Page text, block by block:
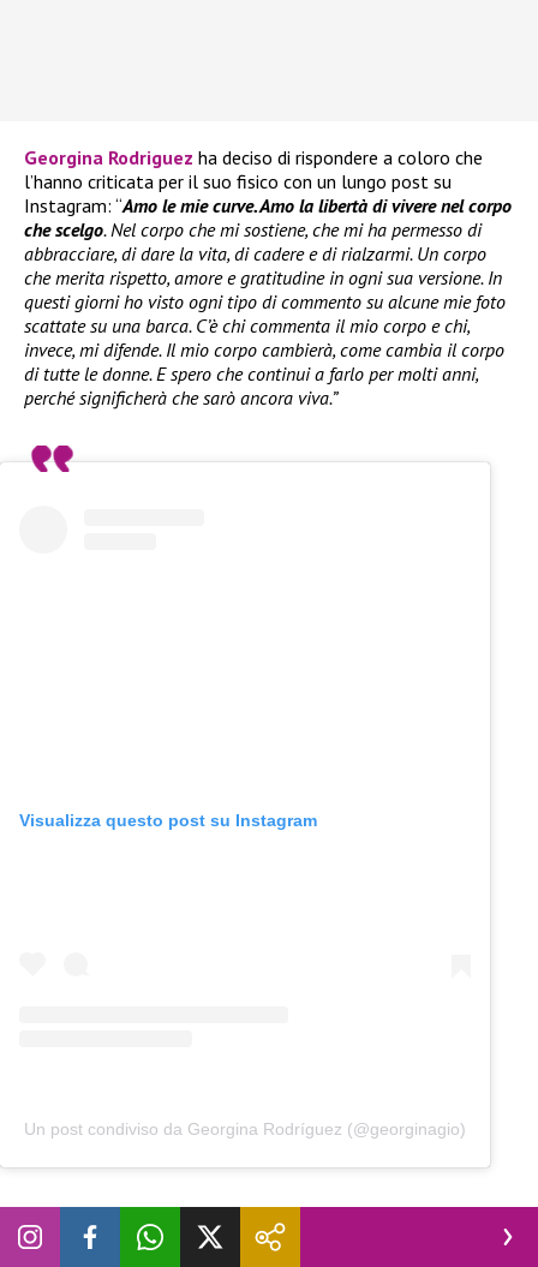
Georgina Rodriguez ha deciso di rispondere a coloro che
l’hanno criticata per il suo fisico con un lungo post su
Instagram: “Amo le mie curve. Amo la libertà di vivere nel corpo
che scelgo. Nel corpo che mi sostiene, che mi ha permesso di
abbracciare, di dare la vita, di cadere e di rialzarmi. Un corpo
che merita rispetto, amore e gratitudine in ogni sua versione. In
questi giorni ho visto ogni tipo di commento su alcune mie foto
scattate su una barca. C’è chi commenta il mio corpo e chi,
invece, mi difende. Il mio corpo cambierà, come cambia il corpo
di tutte le donne. E spero che continui a farlo per molti anni,
perché significherà che sarò ancora viva.”
Visualizza questo post su Instagram
Un post condiviso da Georgina Rodríguez (@georginagio)